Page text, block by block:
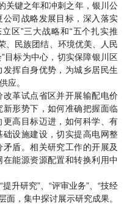
关键之年和冲刺之年，银川公
司战略发展目标，深入落实
区”三大战略和“五个扎实推
、民族团结、环境优美、人民
目标为中心，切实保障银川区
挥自身优势，为城乡居民生
应。
革试点省区并开展输配电价
形势下，如何准确把握面临
高目标迈进，如何科学、有
设施建设，切实提高电网整
盾。相关研究工作的开展及
能源资源配置和转换利用中
升研究”、“评审业务”、“技经
面，集中探讨展示研究成果。